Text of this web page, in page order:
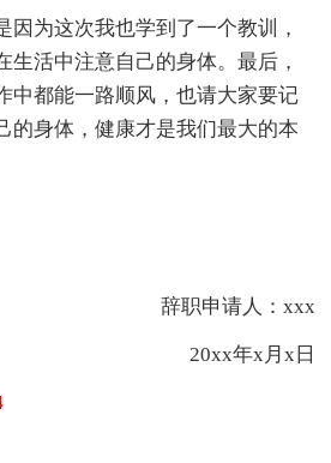
为这次我也学到了一个教训，
生活中注意自己的身体。最后，
中都能一路顺风，也请大家要记
的身体，健康才是我们最大的本
辞职申请人：xxx
20xx年x月x日